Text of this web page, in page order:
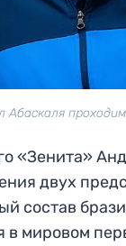
Абаскаля
«Зенита»
двух
состав
в мировом